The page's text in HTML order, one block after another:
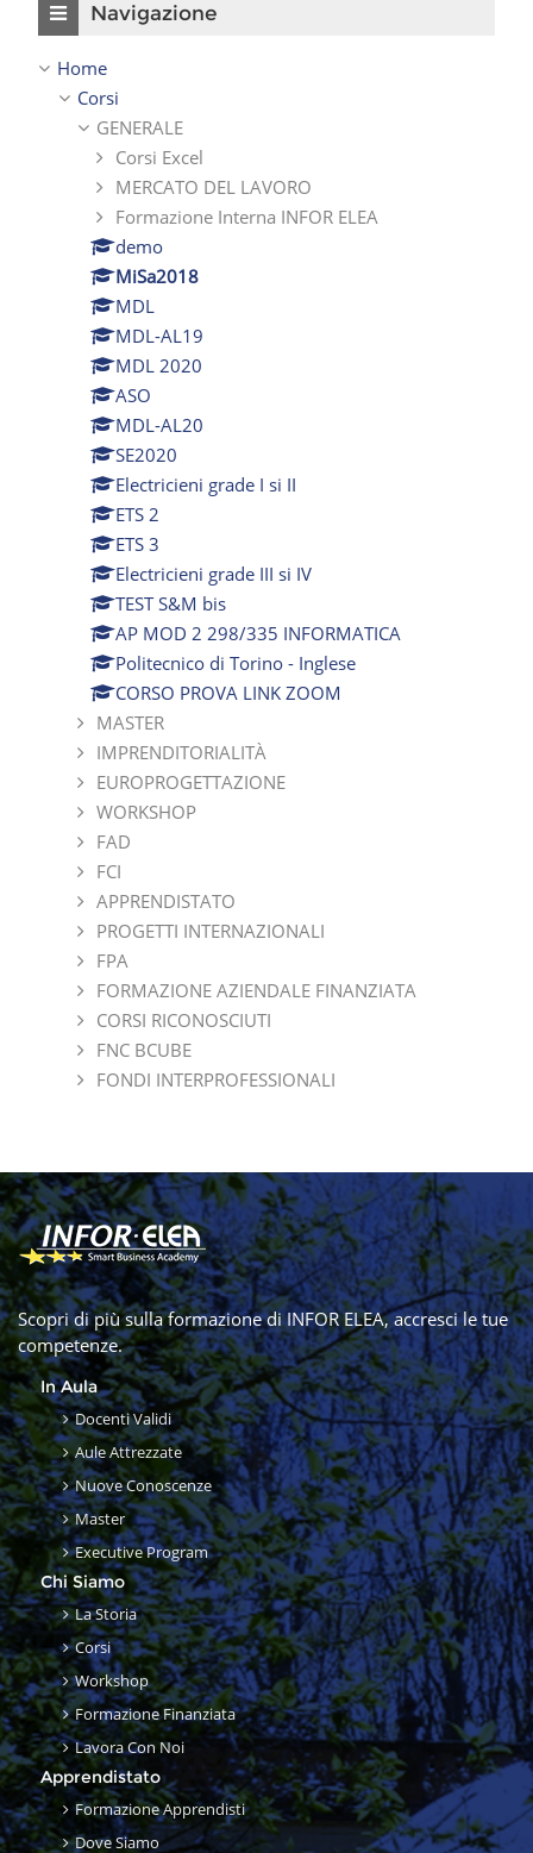
Navigazione
Home
Corsi
GENERALE
Corsi Excel
MERCATO DEL LAVORO
Formazione Interna INFOR ELEA
demo
MiSa2018
MDL
MDL-AL19
MDL 2020
ASO
MDL-AL20
SE2020
Electricieni grade I si II
ETS 2
ETS 3
Electricieni grade III si IV
TEST S&M bis
AP MOD 2 298/335 INFORMATICA
Politecnico di Torino - Inglese
CORSO PROVA LINK ZOOM
MASTER
IMPRENDITORIALITÀ
EUROPROGETTAZIONE
WORKSHOP
FAD
FCI
APPRENDISTATO
PROGETTI INTERNAZIONALI
FPA
FORMAZIONE AZIENDALE FINANZIATA
CORSI RICONOSCIUTI
FNC BCUBE
FONDI INTERPROFESSIONALI
Scopri di più sulla formazione di INFOR ELEA, accresci le tue
competenze.
In Aula
Docenti Validi
Aule Attrezzate
Nuove Conoscenze
Master
Executive Program
Chi Siamo
La Storia
Corsi
Workshop
Formazione Finanziata
Lavora Con Noi
Apprendistato
Formazione Apprendisti
Dove Siamo